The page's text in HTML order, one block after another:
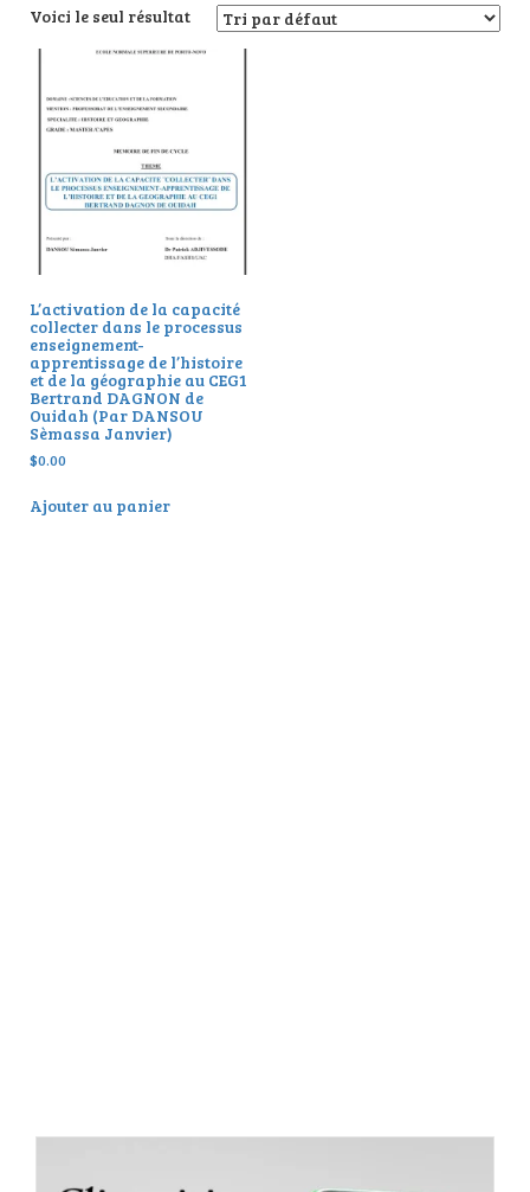
Voici le seul résultat
L’activation de la capacité
collecter dans le processus
enseignement-
apprentissage de l’histoire
et de la géographie au CEG1
Bertrand DAGNON de
Ouidah (Par DANSOU
Sèmassa Janvier)
$0.00
Ajouter au panier